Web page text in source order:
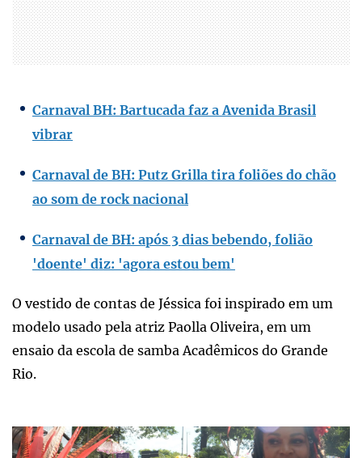
Carnaval BH: Bartucada faz a Avenida Brasil
vibrar
Carnaval de BH: Putz Grilla tira foliões do chão
ao som de rock nacional
Carnaval de BH: após 3 dias bebendo, folião
'doente' diz: 'agora estou bem'
O vestido de contas de Jéssica foi inspirado em um
modelo usado pela atriz Paolla Oliveira, em um
ensaio da escola de samba Acadêmicos do Grande
Rio.